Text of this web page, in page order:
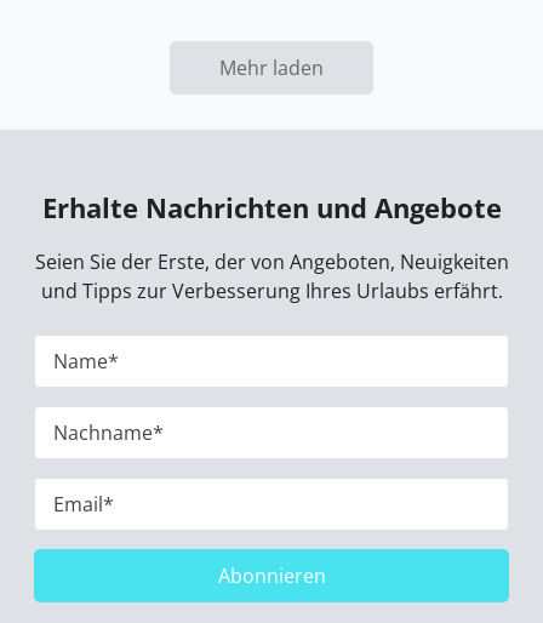
Mehr laden
Erhalte Nachrichten und Angebote
Seien Sie der Erste, der von Angeboten, Neuigkeiten
und Tipps zur Verbesserung Ihres Urlaubs erfährt.
Abonnieren